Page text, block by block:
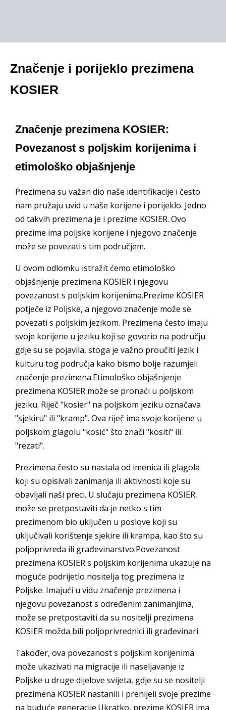
Značenje i porijeklo prezimena
KOSIER
Značenje prezimena KOSIER:
Povezanost s poljskim korijenima i
etimološko objašnjenje
Prezimena su važan dio naše identifikacije i često
nam pružaju uvid u naše korijene i porijeklo. Jedno
od takvih prezimena je i prezime KOSIER. Ovo
prezime ima poljske korijene i njegovo značenje
može se povezati s tim područjem.
U ovom odlomku istražit ćemo etimološko
objašnjenje prezimena KOSIER i njegovu
povezanost s poljskim korijenima.Prezime KOSIER
potječe iz Poljske, a njegovo značenje može se
povezati s poljskim jezikom. Prezimena često imaju
svoje korijene u jeziku koji se govorio na području
gdje su se pojavila, stoga je važno proučiti jezik i
kulturu tog područja kako bismo bolje razumjeli
značenje prezimena.Etimološko objašnjenje
prezimena KOSIER može se pronaći u poljskom
jeziku. Riječ "kosier" na poljskom jeziku označava
"sjekiru" ili "kramp". Ova riječ ima svoje korijene u
poljskom glagolu "kosić" što znači "kositi" ili
"rezati".
Prezimena često su nastala od imenica ili glagola
koji su opisivali zanimanja ili aktivnosti koje su
obavljali naši preci. U slučaju prezimena KOSIER,
može se pretpostaviti da je netko s tim
prezimenom bio uključen u poslove koji su
uključivali korištenje sjekire ili krampa, kao što su
poljoprivreda ili građevinarstvo.Povezanost
prezimena KOSIER s poljskim korijenima ukazuje na
moguće podrijetlo nositelja tog prezimena iz
Poljske. Imajući u vidu značenje prezimena i
njegovu povezanost s određenim zanimanjima,
može se pretpostaviti da su nositelji prezimena
KOSIER možda bili poljoprivrednici ili građevinari.
Također, ova povezanost s poljskim korijenima
može ukazivati ​​na migracije ili naseljavanje iz
Poljske u druge dijelove svijeta, gdje su se nositelji
prezimena KOSIER nastanili i prenijeli svoje prezime
na buduće generacije.Ukratko, prezime KOSIER ima